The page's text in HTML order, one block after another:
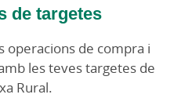
de targetes
operacions de compra i
les teves targetes de
Rural.